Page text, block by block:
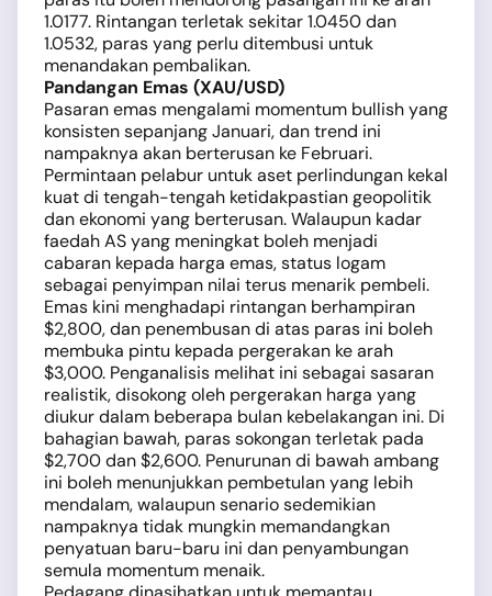
1.0177. Rintangan terletak sekitar 1.0450 dan
1.0532, paras yang perlu ditembusi untuk
menandakan pembalikan.
Pandangan Emas (XAU/USD)
Pasaran emas mengalami momentum bullish yang
konsisten sepanjang Januari, dan trend ini
nampaknya akan berterusan ke Februari.
Permintaan pelabur untuk aset perlindungan kekal
kuat di tengah-tengah ketidakpastian geopolitik
dan ekonomi yang berterusan. Walaupun kadar
faedah AS yang meningkat boleh menjadi
cabaran kepada harga emas, status logam
sebagai penyimpan nilai terus menarik pembeli.
Emas kini menghadapi rintangan berhampiran
$2,800, dan penembusan di atas paras ini boleh
membuka pintu kepada pergerakan ke arah
$3,000. Penganalisis melihat ini sebagai sasaran
realistik, disokong oleh pergerakan harga yang
diukur dalam beberapa bulan kebelakangan ini. Di
bahagian bawah, paras sokongan terletak pada
$2,700 dan $2,600. Penurunan di bawah ambang
ini boleh menunjukkan pembetulan yang lebih
mendalam, walaupun senario sedemikian
nampaknya tidak mungkin memandangkan
penyatuan baru-baru ini dan penyambungan
semula momentum menaik.